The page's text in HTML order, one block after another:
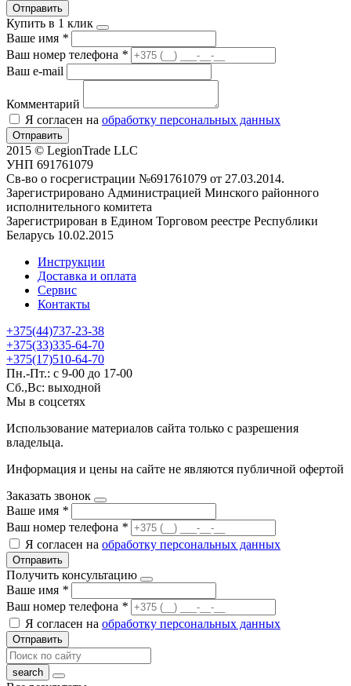
Отправить
Купить в 1 клик
Ваше имя *
Ваш номер телефона *
Ваш e-mail
Комментарий
Я согласен на обработку персональных данных
Отправить
2015 © LegionTrade LLC
УНП 691761079
Св-во о госрегистрации №691761079 от 27.03.2014.
Зарегистрировано Администрацией Минского районного
исполнительного комитета
Зарегистрирован в Едином Торговом реестре Республики
Беларусь 10.02.2015
Инструкции
Доставка и оплата
Сервис
Контакты
+375(44)737-23-38
+375(33)335-64-70
+375(17)510-64-70
Пн.-Пт.: с 9-00 до 17-00
Сб.,Вс: выходной
Мы в соцсетях
Использование материалов сайта только с разрешения
владельца.
Информация и цены на сайте не являются публичной офертой
Заказать звонок
Ваше имя *
Ваш номер телефона *
Я согласен на обработку персональных данных
Отправить
Получить консультацию
Ваше имя *
Ваш номер телефона *
Я согласен на обработку персональных данных
Отправить